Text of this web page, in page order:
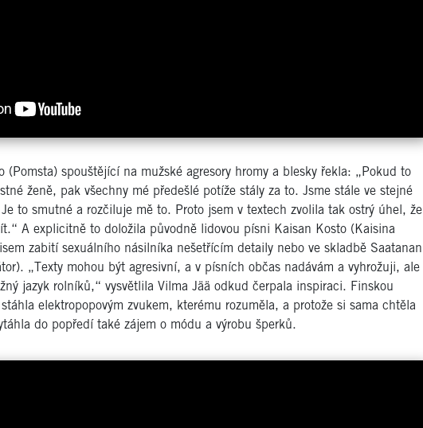
(Pomsta) spouštějící na mužské agresory hromy a blesky řekla: „Pokud to
ženě, pak všechny mé předešlé potíže stály za to. Jsme stále ve stejné
to smutné a rozčiluje mě to. Proto jsem v textech zvolila tak ostrý úhel, že
A explicitně to doložila původně lidovou písni Kaisan Kosto (Kaisina
zabití sexuálního násilníka nešetřícím detaily nebo ve skladbě Saatanan
„Texty mohou být agresivní, a v písních občas nadávám a vyhrožuji, ale
jazyk rolníků,“ vysvětlila Vilma Jää odkud čerpala inspiraci. Finskou
elektropopovým zvukem, kterému rozuměla, a protože si sama chtěla
do popředí také zájem o módu a výrobu šperků.